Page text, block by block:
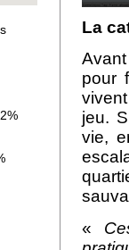
La
pour
jeu.
vie,
«